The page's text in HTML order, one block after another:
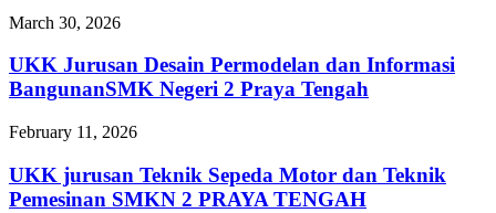
March 30, 2026
UKK Jurusan Desain Permodelan dan Informasi
BangunanSMK Negeri 2 Praya Tengah
February 11, 2026
UKK jurusan Teknik Sepeda Motor dan Teknik
Pemesinan SMKN 2 PRAYA TENGAH